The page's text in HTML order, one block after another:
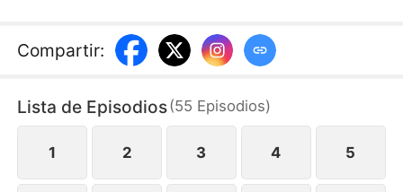
Finalmente, recibe noticias de su hija en un
laboratorio médico. Sin embargo, cuando llega,
aplastando la dignidad de su hija, y Sara jura darles
una dura lección.
Compartir:
Lista de Episodios(55 Episodios)
1 2 3 4 5